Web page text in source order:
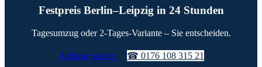
Festpreis Berlin–Leipzig in 24 Stunden
Tagesumzug oder 2-Tages-Variante – Sie entscheiden.
Anfrage starten ☎ 0176 108 315 21